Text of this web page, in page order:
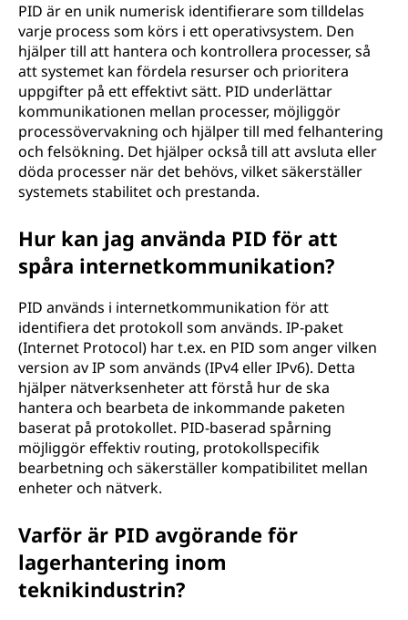
PID är en unik numerisk identifierare som tilldelas
varje process som körs i ett operativsystem. Den
hjälper till att hantera och kontrollera processer, så
att systemet kan fördela resurser och prioritera
uppgifter på ett effektivt sätt. PID underlättar
kommunikationen mellan processer, möjliggör
processövervakning och hjälper till med felhantering
och felsökning. Det hjälper också till att avsluta eller
döda processer när det behövs, vilket säkerställer
systemets stabilitet och prestanda.
Hur kan jag använda PID för att
spåra internetkommunikation?
PID används i internetkommunikation för att
identifiera det protokoll som används. IP-paket
(Internet Protocol) har t.ex. en PID som anger vilken
version av IP som används (IPv4 eller IPv6). Detta
hjälper nätverksenheter att förstå hur de ska
hantera och bearbeta de inkommande paketen
baserat på protokollet. PID-baserad spårning
möjliggör effektiv routing, protokollspecifik
bearbetning och säkerställer kompatibilitet mellan
enheter och nätverk.
Varför är PID avgörande för
lagerhantering inom
teknikindustrin?